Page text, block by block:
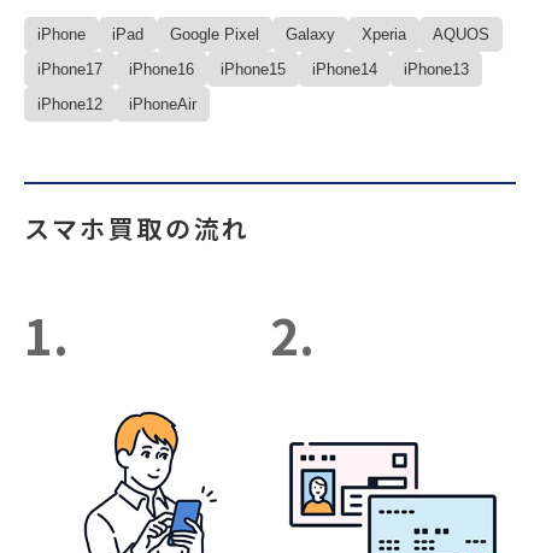
iPhone iPad Google Pixel Galaxy Xperia
AQUOS
iPhone17
iPhone16 iPhone15 iPhone14
iPhone13
iPhone12
iPhoneAir
スマホ買取の流れ
1. 2.